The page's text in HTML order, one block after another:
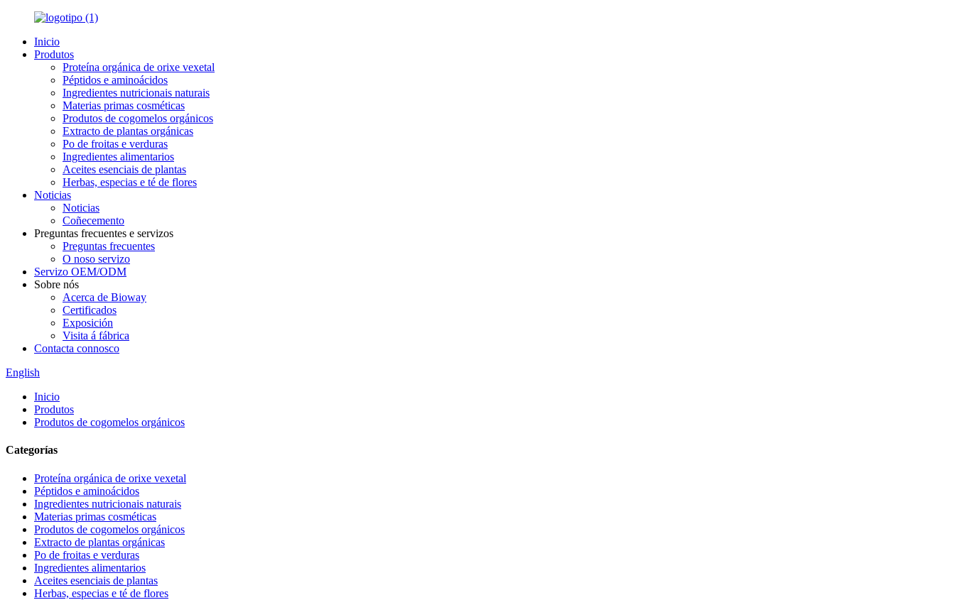
Inicio
Produtos
Proteína orgánica de orixe vexetal
Péptidos e aminoácidos
Ingredientes nutricionais naturais
Materias primas cosméticas
Produtos de cogomelos orgánicos
Extracto de plantas orgánicas
Po de froitas e verduras
Ingredientes alimentarios
Aceites esenciais de plantas
Herbas, especias e té de flores
Noticias
Noticias
Coñecemento
Preguntas frecuentes e servizos
Preguntas frecuentes
O noso servizo
Servizo OEM/ODM
Sobre nós
Acerca de Bioway
Certificados
Exposición
Visita á fábrica
Contacta connosco
English
Inicio
Produtos
Produtos de cogomelos orgánicos
Categorías
Proteína orgánica de orixe vexetal
Péptidos e aminoácidos
Ingredientes nutricionais naturais
Materias primas cosméticas
Produtos de cogomelos orgánicos
Extracto de plantas orgánicas
Po de froitas e verduras
Ingredientes alimentarios
Aceites esenciais de plantas
Herbas, especias e té de flores